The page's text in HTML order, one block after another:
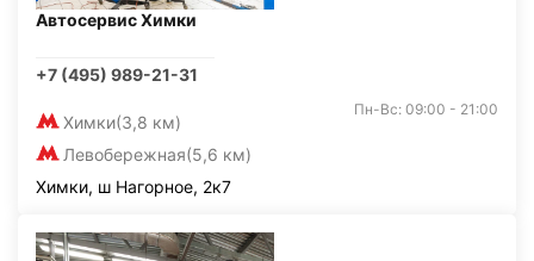
Автосервис Химки
+7 (495) 989-21-31
Химки(3,8 км)
Левобережная(5,6 км)
Пн-Вс: 09:00 - 21:00
Химки, ш Нагорное, 2к7